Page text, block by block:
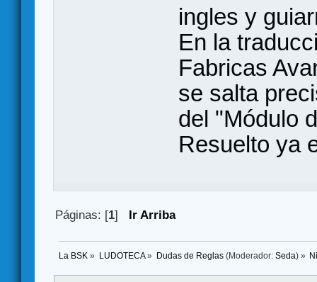
ingles y
En la
Fabricas
se salta
del "Módulo
Resuelto ya
Páginas: [1] Ir Arriba
La BSK » LUDOTECA» Dudas de Reglas(Moderador: Seda) »